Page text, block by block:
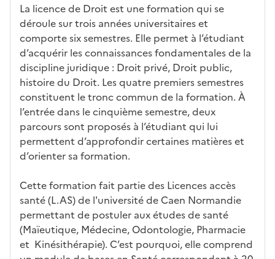
o
r
m
a
t
i
o
n
d
a
l
a
z
o
n
act
éris
tiq
ues
ssemen
t
ali
té
s
d
e
c
a
n
di
d
at
e
ac
cè
s à
la
fo
rm
ati
on
dé
bo
uch
és
iss
em
La licence de Droit est une formation qui se
déroule sur trois années universitaires et
comporte six semestres. Elle permet à l’étudiant
d’acquérir les connaissances fondamentales de la
discipline juridique : Droit privé, Droit public,
histoire du Droit. Les quatre premiers semestres
constituent le tronc commun de la formation. À
l’entrée dans le cinquième semestre, deux
parcours sont proposés à l’étudiant qui lui
permettent d’approfondir certaines matières et
d’orienter sa formation.
Cette formation fait partie des Licences accès
santé (L.AS) de l'université de Caen Normandie
permettant de postuler aux études de santé
(Maïeutique, Médecine, Odontologie, Pharmacie
et Kinésithérapie). C’est pourquoi, elle comprend